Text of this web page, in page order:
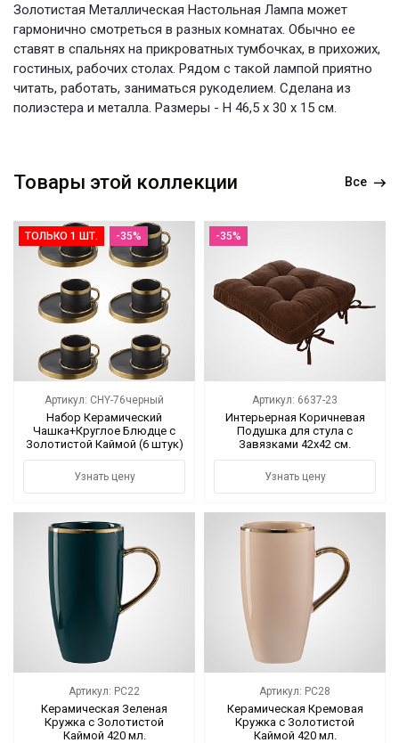
Золотистая Металлическая Настольная Лампа может
гармонично смотреться в разных комнатах. Обычно ее
ставят в спальнях на прикроватных тумбочках, в прихожих,
гостиных, рабочих столах. Рядом с такой лампой приятно
читать, работать, заниматься рукоделием. Сделана из
полиэстера и металла. Размеры - H 46,5 x 30 х 15 см.
Товары этой коллекции Все
ТОЛЬКО 1 ШТ. -35%
Артикул: CHY-76черный
Набор Керамический
Чашка+Круглое Блюдце с
Золотистой Каймой (6 штук)
Черный
Узнать цену
-35%
Артикул: 6637-23
Интерьерная Коричневая
Подушка для стула с
Завязками 42х42 см.
Узнать цену
Артикул: PC22
Керамическая Зеленая
Кружка с Золотистой
Каймой 420 мл.
Артикул: PC28
Керамическая Кремовая
Кружка с Золотистой
Каймой 420 мл.